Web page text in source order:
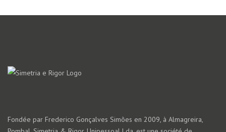
Fondée par Frederico Gonçalves Simões en 2009, à Almagreira,